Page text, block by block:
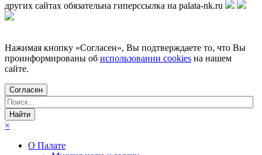
других сайтах обязательна гиперссылка на palata-nk.ru
Нажимая кнопку «Согласен», Вы подтверждаете то, что Вы
проинформированы об использовании cookies на нашем
сайте.
Согласен
×
О Палате